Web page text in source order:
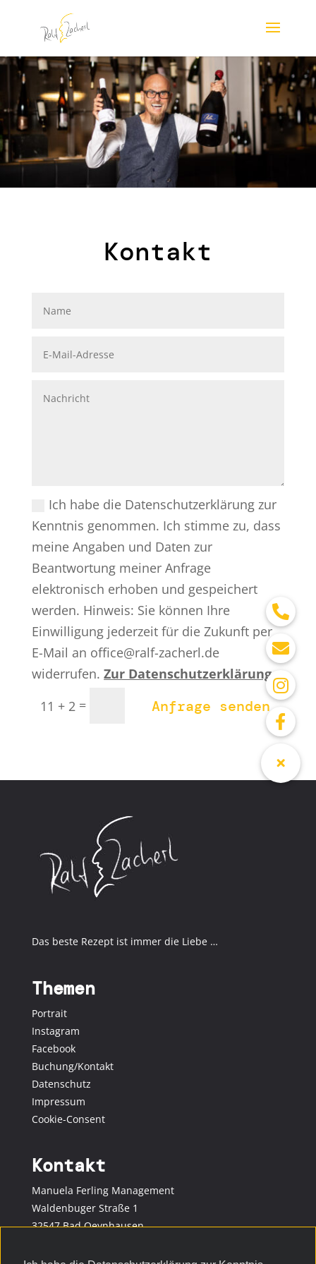
Kontakt
Ich habe die Datenschutzerklärung zur
Kenntnis genommen. Ich stimme zu, dass
meine Angaben und Daten zur
Beantwortung meiner Anfrage
elektronisch erhoben und gespeichert
werden. Hinweis: Sie können Ihre
Einwilligung jederzeit für die Zukunft per
E-Mail an office@ralf-zacherl.de
widerrufen.Zur Datenschutzerklärung.
11 + 2 = Anfrage senden
Das beste Rezept ist immer die Liebe …
Themen
Portrait
Instagram
Facebook
Buchung/Kontakt
Datenschutz
Impressum
Cookie-Consent
Kontakt
Manuela Ferling Management
Waldenbuger Straße 1
32547 Bad Oeynhausen